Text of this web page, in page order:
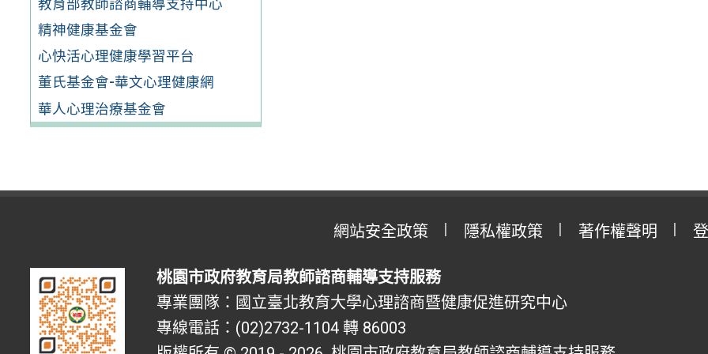
教育部教師諮商輔導支持中心
精神健康基金會
心快活心理健康學習平台
董氏基金會-華文心理健康網
華人心理治療基金會
網站安全政策 隱私權政策 著作權聲明
桃園市政府教育局教師諮商輔導支持服務
專業團隊：國立臺北教育大學心理諮商暨健康促進研究中心
專線電話：(02)2732-1104 轉 86003